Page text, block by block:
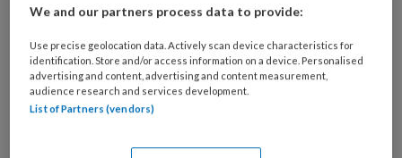
je
e-
mailadres?
* *
Kies
je
wachtwoord* *
Kies
We and our partners process data to provide:
Use precise geolocation data. Actively scan device characteristics for
identification. Store and/or access information on a device. Personalised
advertising and content, advertising and content measurement,
audience research and services development.
List of Partners (vendors)